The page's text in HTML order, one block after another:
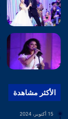
الأكثر مشاهدة
15 أكتوبر، 2024